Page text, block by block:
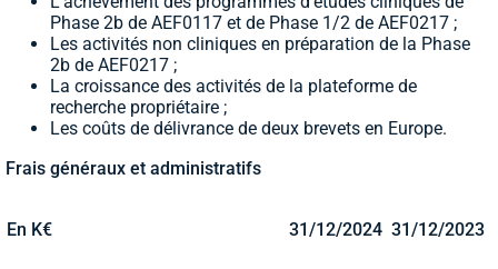
Phase 2b de AEF0117 et de Phase 1/2 de AEF0217 ;
Les activités non cliniques en préparation de la Phase
2b de AEF0217 ;
La croissance des activités de la plateforme de
recherche propriétaire ;
Les coûts de délivrance de deux brevets en Europe.
Frais généraux et administratifs
En K€ 31/12/2024 31/12/2023